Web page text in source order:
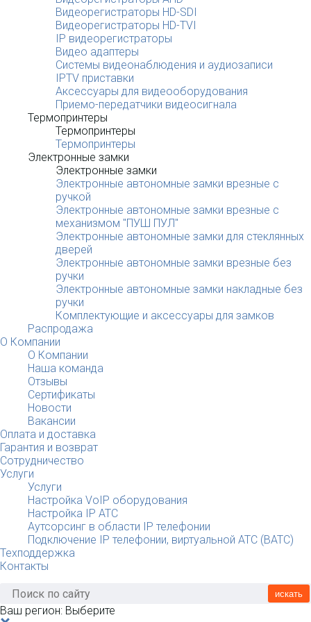
Видеорегистраторы HD-SDI
Видеорегистраторы HD-TVI
IP видеорегистраторы
Видео адаптеры
Системы видеонаблюдения и аудиозаписи
IPTV приставки
Аксессуары для видеооборудования
Приемо-передатчики видеосигнала
Термопринтеры
Термопринтеры
Термопринтеры
Электронные замки
Электронные замки
Электронные автономные замки врезные с
ручкой
Электронные автономные замки врезные с
механизмом "ПУШ ПУЛ"
Электронные автономные замки для стеклянных
дверей
Электронные автономные замки врезные без
ручки
Электронные автономные замки накладные без
ручки
Комплектующие и аксессуары для замков
Распродажа
О Компании
О Компании
Наша команда
Отзывы
Сертификаты
Новости
Вакансии
Оплата и доставка
Гарантия и возврат
Сотрудничество
Услуги
Услуги
Настройка VoIP оборудования
Настройка IP АТС
Аутсорсинг в области IP телефонии
Подключение IP телефонии, виртуальной АТС (ВАТС)
Техподдержка
Контакты
искать
Ваш регион: Выберите